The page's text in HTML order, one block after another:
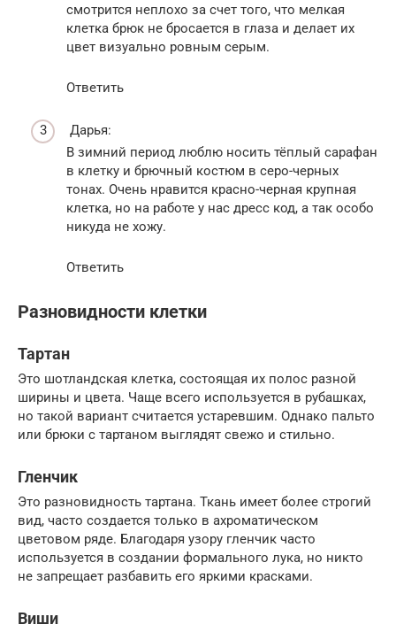
смотрится неплохо за счет того, что мелкая
клетка брюк не бросается в глаза и делает их
цвет визуально ровным серым.
Ответить
Дарья:
В зимний период люблю носить тёплый сарафан
в клетку и брючный костюм в серо-черных
тонах. Очень нравится красно-черная крупная
клетка, но на работе у нас дресс код, а так особо
никуда не хожу.
Ответить
Разновидности клетки
Тартан
Это шотландская клетка, состоящая их полос разной
ширины и цвета. Чаще всего используется в рубашках,
но такой вариант считается устаревшим. Однако пальто
или брюки с тартаном выглядят свежо и стильно.
Гленчик
Это разновидность тартана. Ткань имеет более строгий
вид, часто создается только в ахроматическом
цветовом ряде. Благодаря узору гленчик часто
используется в создании формального лука, но никто
не запрещает разбавить его яркими красками.
Виши